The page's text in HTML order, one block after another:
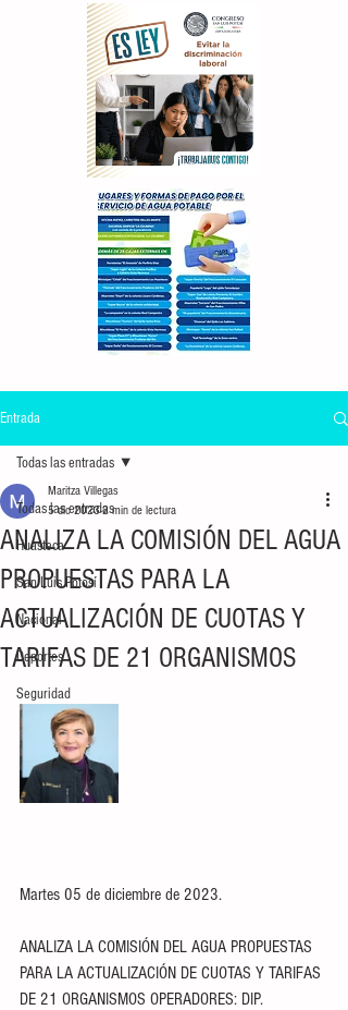
Entrada
Todas las entradas
Huasteca
San Luis Potosí
Nacional
Deportes
Seguridad
Todas las entradas
ANALIZA LA COMISIÓN DEL AGUA
PROPUESTAS PARA LA
ACTUALIZACIÓN DE CUOTAS Y
TARIFAS DE 21 ORGANISMOS
Maritza Villegas
5 dic 20232 min de lectura
Martes 05 de diciembre de 2023.
ANALIZA LA COMISIÓN DEL AGUA PROPUESTAS
PARA LA ACTUALIZACIÓN DE CUOTAS Y TARIFAS
DE 21 ORGANISMOS OPERADORES: DIP.